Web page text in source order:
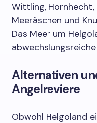
Wittling, Hornhecht,
Meeräschen und
Das Meer um
Alternativen
Angelreviere
Obwohl Helgoland